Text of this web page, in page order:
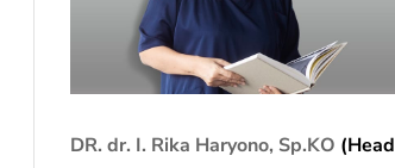
DR. dr. I. Rika Haryono, Sp.KO (Head